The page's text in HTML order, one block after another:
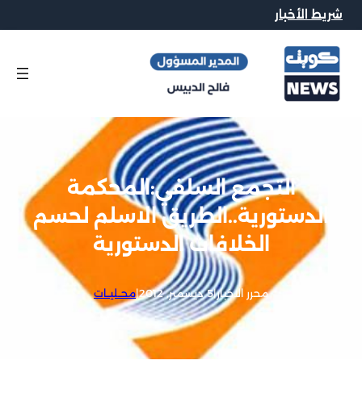
شريط الأخبار
التجمع السلفي:المحكمة
الدستورية..الطريق الاسلم لحسم
الخلافات الدستورية
محرر الاخبار|5 ديسمبر, 2012 |محــليــات